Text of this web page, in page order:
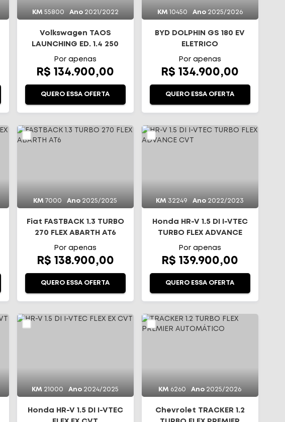
KM 55800 Ano 2021/2022
Volkswagen TAOS
LAUNCHING ED. 1.4 250
TSI FLEX AUT.
Por apenas
R$ 134.900,00
QUERO ESSA OFERTA
KM 10450 Ano 2025/2026
BYD DOLPHIN GS 180 EV
ELETRICO
Por apenas
R$ 134.900,00
QUERO ESSA OFERTA
KM 7000 Ano 2025/2025
Fiat FASTBACK 1.3 TURBO
270 FLEX ABARTH AT6
Por apenas
R$ 138.900,00
QUERO ESSA OFERTA
KM 32249 Ano 2022/2023
Honda HR-V 1.5 DI I-VTEC
TURBO FLEX ADVANCE
Por apenas
R$ 139.900,00
QUERO ESSA OFERTA
KM 21000 Ano 2024/2025
Honda HR-V 1.5 DI I-VTEC
KM 6260 Ano 2025/2026
Chevrolet TRACKER 1.2